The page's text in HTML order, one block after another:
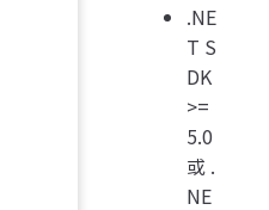
.NE
T S
DK
>=
5.0
或 .
NE